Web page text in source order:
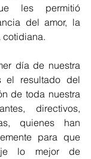
les permitió
del amor, la
cotidiana.
día de nuestra
el resultado del
de toda nuestra
directivos,
quienes han
para que
lo mejor de